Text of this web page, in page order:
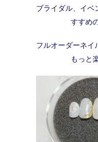
ブライダル、イベ
すすめ
フルオーダーネイ
もっと